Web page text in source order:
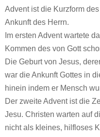
Advent ist die Kurzform
Ankunft des Herrn.
Im ersten Advent wartete
Kommen des von Gott
Die Geburt von Jesus,
war die Ankunft Gottes in
hinein indem er Mensch
Der zweite Advent ist die
Jesu. Christen warten auf
nicht als kleines, hilfloses